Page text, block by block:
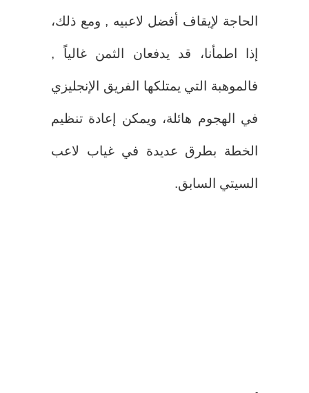
الحاجة لإيقاف أفضل لاعبيه , ومع ذلك،
إذا اطمأنا، قد يدفعان الثمن غالياً ,
فالموهبة التي يمتلكها الفريق الإنجليزي
في الهجوم هائلة، ويمكن إعادة تنظيم
الخطة بطرق عديدة في غياب لاعب
السيتي السابق.